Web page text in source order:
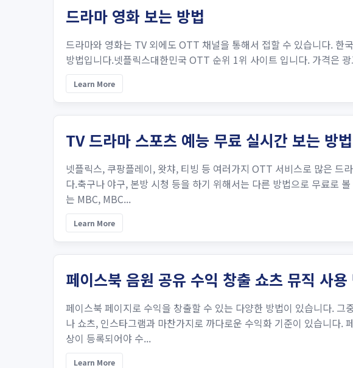
드라마 영화 보는 방법
드라마와 영화는 TV 외에도 OTT 채널을 통해서 접할 수 있습니다. 한
방법입니다.넷플릭스대한민국 OTT 순위 1위 사이트 입니다. 가격은
Learn More
TV 드라마 스포츠 예능 무료 실시간 보는 방법
넷플릭스, 쿠팡플레이, 왓챠, 티빙 등 여러가지 OTT 서비스로 많은 드
다.축구나 야구, 본방 시청 등을 하기 위해서는 다른 방법으로 무료로
는 MBC, MBC...
Learn More
페이스북 음원 공유 수익 창출 쇼츠 뮤직 사용
페이스북 페이지로 수익을 창출할 수 있는 다양한 방법이 있습니다.
나 쇼츠, 인스타그램과 마찬가지로 까다로운 수익화 기준이 있습니다.
상이 등록되어야 수...
Learn More